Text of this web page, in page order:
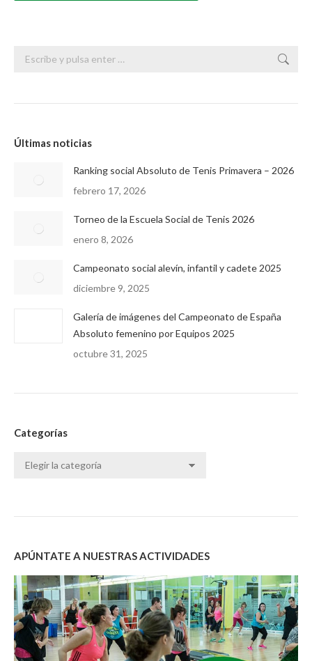
Buscar:
Últimas noticias
Ranking social Absoluto de Tenis Primavera – 2026
febrero 17, 2026
Torneo de la Escuela Social de Tenis 2026
enero 8, 2026
Campeonato social alevín, infantil y cadete 2025
diciembre 9, 2025
Galería de imágenes del Campeonato de España
Absoluto femenino por Equipos 2025
octubre 31, 2025
Categorías
Categorías
APÚNTATE A NUESTRAS ACTIVIDADES